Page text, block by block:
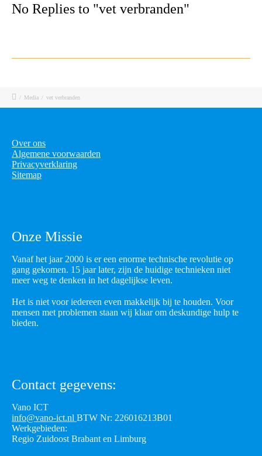
No Replies to "vet verbranden"
/ Media / vet verbranden
Over ons
Algemene voorwaarden
Privacyverklaring
Sitemap
Onze Missie
Vanaf het jaar 2000 is er een enorme technische revolutie op
gang gekomen. 15 jaar later, zijn de huidige technieken niet
meer weg te denken in het dagelijkse leven.
Het is niet voor iedereen even makkelijk bij te houden. Voor
mensen met problemen staan wij klaar om deskundige hulp te
bieden.
Contact gegevens:
Vano ICT
info@vano-ict.nl BTW Nr: 226016213B01
Werkgebieden:
Regio Zuidoost Brabant en Limburg